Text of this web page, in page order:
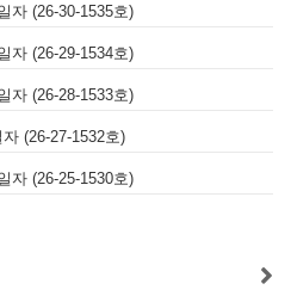
자 (26-30-1535호)
자 (26-29-1534호)
자 (26-28-1533호)
(26-27-1532호)
자 (26-25-1530호)